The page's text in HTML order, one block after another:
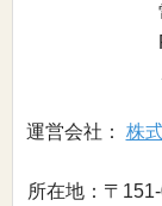
運営会社： 株
所在地：〒